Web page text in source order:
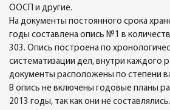
ООСП и другие.
На документы постоянного срока
годы составлена опись №1 в
303. Опись построена по
систематизации дел, внутри каждого
документы расположены по степени
В опись не включены годовые планы
2013 годы, так как они не составлялись.